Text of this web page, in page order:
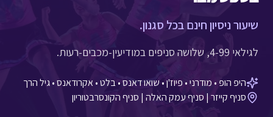
שיעור ניסיון חינם בכל סגנון.
לגילאי 4-99, שלושה סניפים במודיעין-מכבים-רעות.
היפ הופ • מודרני • פיוז'ן • שואו דאנס • בלט • אקרודאנס • גיל הרך
סניף קייזר | סניף עמק האלה | סניף הקונסרבטוריון